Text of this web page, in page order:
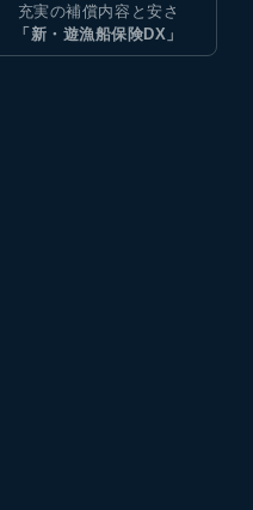
充実の補償内容と安さ
「新・遊漁船保険DX」